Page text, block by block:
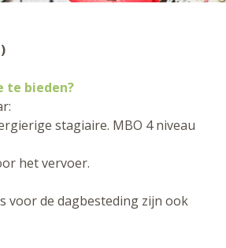
te bieden?
stagiaire. MBO 4 niveau
het vervoer.
voor de dagbesteding zijn ook